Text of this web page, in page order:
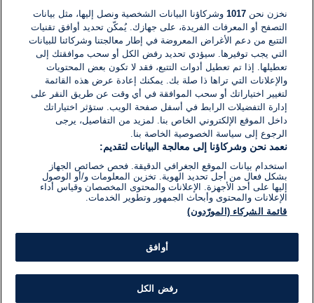
اكتب تعليقًا جديدًا ...
نخزن نحن1017 وشركاؤنا البيانات الشخصية ونصل إليها، مثل بيانات
التصفح أو المعرفات الفريدة، على جهازك. يُمكّن تحديد أوافق تقنيات
التتبع من دعم الأغراض المعروضة في إطار معالجتنا وشركائنا للبيانات
التي يجب توفيرها. سيؤدي تحديد رفض الكل أو سحب موافقتك إلى
تعطيلها. إذا تم تعطيل أدوات التتبع، فقد لا تكون بعض المحتويات
والإعلانات التي تراها ذا صلة بك. يمكنك إعادة عرض هذه القائمة
لتغيير اختياراتك أو سحب الموافقة في أي وقت عن طريق النقر على
إدارة التفضيلات الرابط في أسفل صفحة الويب. ستؤثر اختياراتك
داخل الموقع الإلكتروني الخاص بنا. لمزيد من التفاصيل، يرجى
الرجوع إلى سياسة الخصوصية الخاصة بنا.
نعمد نحن وشركاؤنا إلى معالجة البيانات لتقديم:
استخدام بيانات الموقع الجغرافي الدقيقة. فحص خصائص الجهاز
بشكل فعال من أجل تحديد الهوية. تخزين المعلومات و/أو الوصول
إليها على أحد الأجهزة. الإعلانات والمحتوى المخصصان وقياس أداء
الإعلانات والمحتوى وأبحاث الجمهور وتطوير الخدمات.
قائمة الشركاء (المورّدون)
أوافق
رفض الكل